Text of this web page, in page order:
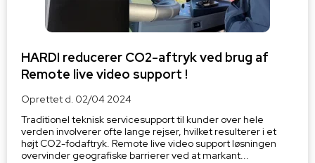
HARDI reducerer CO2-aftryk ved brug af
Remote live video support !
Oprettet d. 02/04 2024
Traditionel teknisk servicesupport til kunder over hele
verden involverer ofte lange rejser, hvilket resulterer i et
højt CO2-fodaftryk. Remote live video support løsningen
overvinder geografiske barrierer ved at markant...